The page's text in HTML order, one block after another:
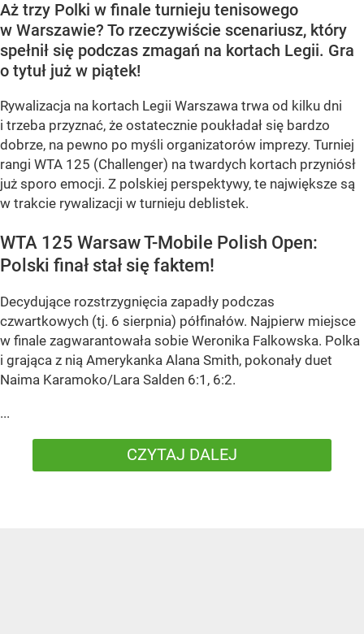
Aż trzy Polki w finale turnieju tenisowego
w Warszawie? To rzeczywiście scenariusz, który
spełnił się podczas zmagań na kortach Legii. Gra
o tytuł już w piątek!
Rywalizacja na kortach Legii Warszawa trwa od kilku dni
i trzeba przyznać, że ostatecznie poukładał się bardzo
dobrze, na pewno po myśli organizatorów imprezy. Turniej
rangi WTA 125 (Challenger) na twardych kortach przyniósł
już sporo emocji. Z polskiej perspektywy, te największe są
w trakcie rywalizacji w turnieju deblistek.
WTA 125 Warsaw T-Mobile Polish Open:
Polski finał stał się faktem!
Decydujące rozstrzygnięcia zapadły podczas
czwartkowych (tj. 6 sierpnia) półfinałów. Najpierw miejsce
w finale zagwarantowała sobie Weronika Falkowska. Polka
i grająca z nią Amerykanka Alana Smith, pokonały duet
Naima Karamoko/Lara Salden 6:1, 6:2.
...
CZYTAJ DALEJ